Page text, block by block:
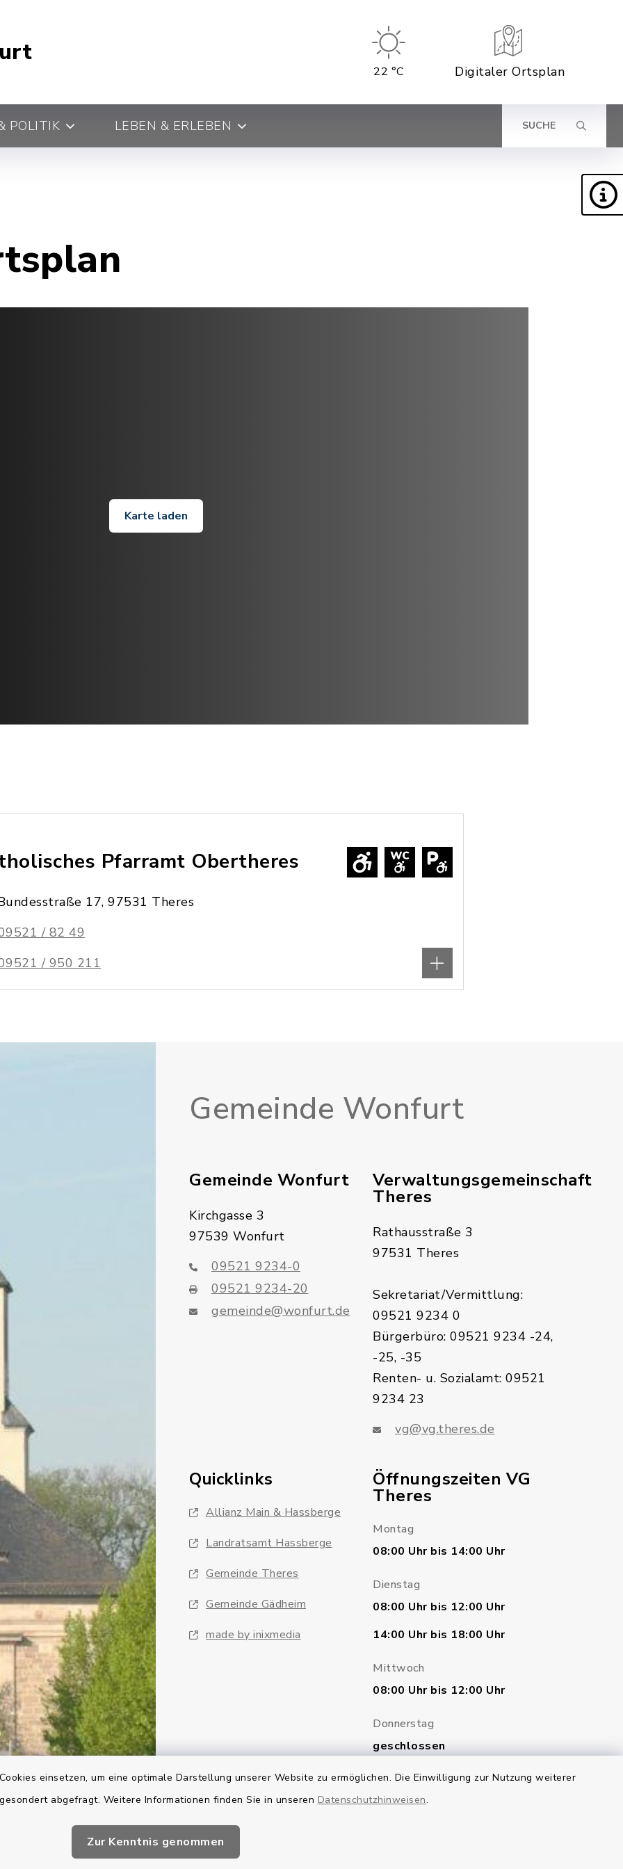
einsetzen, um eine optimale Darstellung unserer Website zu ermöglichen. Die Einwilligung zur Nutzung weiterer
abgefragt. Weitere Informationen finden Sie in unseren Datenschutzhinweisen.
Zur Kenntnis genommen
22 °C Digitaler Ortsplan
POLITIK LEBEN & ERLEBEN SUCHE
Karte laden
Pfarramt Obertheres
17, 97531 Theres
/ 82 49
/ 950 211
Gemeinde Wonfurt
Gemeinde Wonfurt
Kirchgasse 3
97539 Wonfurt
09521 9234-0
09521 9234-20
gemeinde@wonfurt.de
Verwaltungsgemeinschaft
Theres
Rathausstraße 3
97531 Theres
Sekretariat/Vermittlung:
09521 9234 0
Bürgerbüro: 09521 9234 -24,
-25, -35
Renten- u. Sozialamt: 09521
9234 23
vg@vg.theres.de
Quicklinks
Allianz Main & Hassberge
Landratsamt Hassberge
Gemeinde Theres
Gemeinde Gädheim
made by inixmedia
Öffnungszeiten VG
Theres
Montag
08:00 Uhr bis 14:00 Uhr
Dienstag
08:00 Uhr bis 12:00 Uhr
14:00 Uhr bis 18:00 Uhr
Mittwoch
08:00 Uhr bis 12:00 Uhr
Donnerstag
geschlossen
Freitag
07:00 Uhr bis 12:00 Uhr